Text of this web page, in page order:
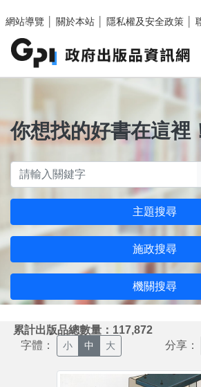
網站導覽
關於本站 隱私權及安全政策
你想找的好書在這裡
主題搜尋
施政搜尋
機關搜尋
累計出版品總數量：117,872
字體： 小 中 大 分享：